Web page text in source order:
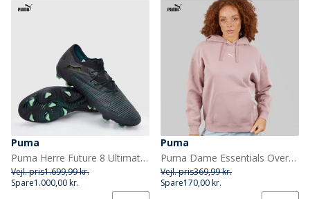
Puma
Puma Herre Future 8 Ultimate Low FG Fast Ground Fodboldstøvler Puma Black
Vejl. pris1.699,99 kr.
Spare1.000,00 kr.
Puma
Puma Dame Essentials Oversized Hættetrøje Plum Haze
Vejl. pris369,99 kr.
Spare170,00 kr.